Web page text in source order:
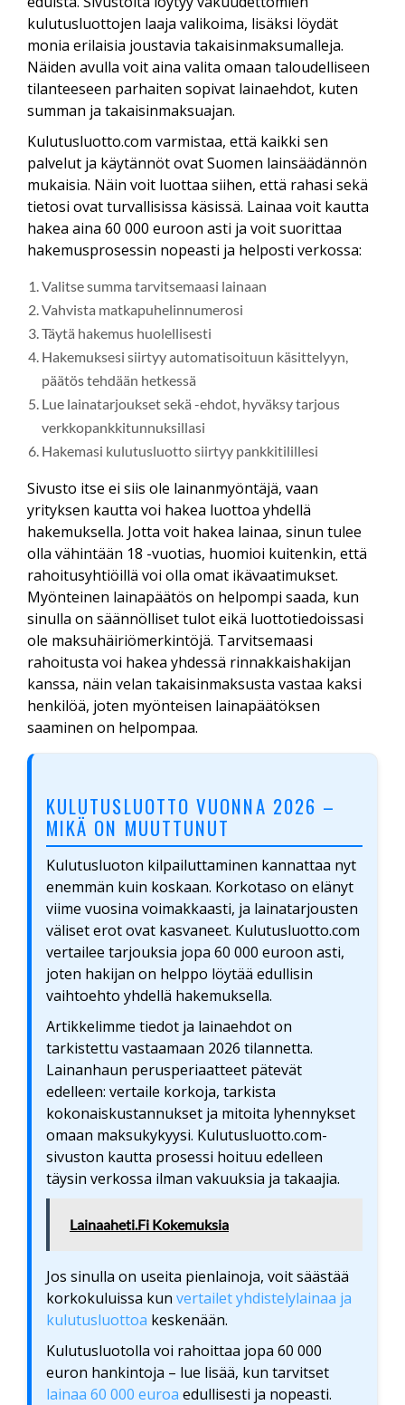
kulutusluottojen laaja valikoima, lisäksi löydät
monia erilaisia joustavia takaisinmaksumalleja.
Näiden avulla voit aina valita omaan taloudelliseen
tilanteeseen parhaiten sopivat lainaehdot, kuten
summan ja takaisinmaksuajan.
Kulutusluotto.com varmistaa, että kaikki sen
palvelut ja käytännöt ovat Suomen lainsäädännön
mukaisia. Näin voit luottaa siihen, että rahasi sekä
tietosi ovat turvallisissa käsissä. Lainaa voit kautta
hakea aina 60 000 euroon asti ja voit suorittaa
hakemusprosessin nopeasti ja helposti verkossa:
Valitse summa tarvitsemaasi lainaan
Vahvista matkapuhelinnumerosi
Täytä hakemus huolellisesti
Hakemuksesi siirtyy automatisoituun käsittelyyn,
päätös tehdään hetkessä
Lue lainatarjoukset sekä -ehdot, hyväksy tarjous
verkkopankkitunnuksillasi
Hakemasi kulutusluotto siirtyy pankkitilillesi
Sivusto itse ei siis ole lainanmyöntäjä, vaan
yrityksen kautta voi hakea luottoa yhdellä
hakemuksella. Jotta voit hakea lainaa, sinun tulee
olla vähintään 18 -vuotias, huomioi kuitenkin, että
rahoitusyhtiöillä voi olla omat ikävaatimukset.
Myönteinen lainapäätös on helpompi saada, kun
sinulla on säännölliset tulot eikä luottotiedoissasi
ole maksuhäiriömerkintöjä. Tarvitsemaasi
rahoitusta voi hakea yhdessä rinnakkaishakijan
kanssa, näin velan takaisinmaksusta vastaa kaksi
henkilöä, joten myönteisen lainapäätöksen
saaminen on helpompaa.
KULUTUSLUOTTO VUONNA 2026 –
MIKÄ ON MUUTTUNUT
Kulutusluoton kilpailuttaminen kannattaa nyt
enemmän kuin koskaan. Korkotaso on elänyt
viime vuosina voimakkaasti, ja lainatarjousten
väliset erot ovat kasvaneet. Kulutusluotto.com
vertailee tarjouksia jopa 60 000 euroon asti,
joten hakijan on helppo löytää edullisin
vaihtoehto yhdellä hakemuksella.
Artikkelimme tiedot ja lainaehdot on
tarkistettu vastaamaan 2026 tilannetta.
Lainanhaun perusperiaatteet pätevät
edelleen: vertaile korkoja, tarkista
kokonaiskustannukset ja mitoita lyhennykset
omaan maksukykyysi. Kulutusluotto.com-
sivuston kautta prosessi hoituu edelleen
täysin verkossa ilman vakuuksia ja takaajia.
Lainaaheti.Fi Kokemuksia
Jos sinulla on useita pienlainoja, voit säästää
korkokuluissa kun vertailet yhdistelylainaa ja
kulutusluottoa keskenään.
Kulutusluotolla voi rahoittaa jopa 60 000
euron hankintoja – lue lisää, kun tarvitset
lainaa 60 000 euroa edullisesti ja nopeasti.